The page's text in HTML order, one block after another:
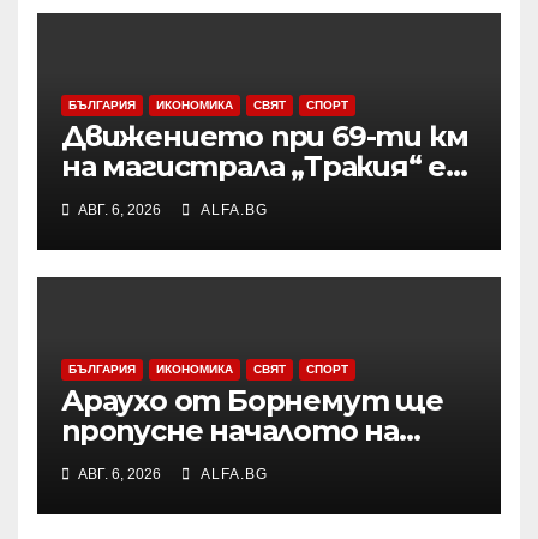
БЪЛГАРИЯ ИКОНОМИКА СВЯТ СПОРТ
Движението при 69-ти км
на магистрала „Тракия“ е
затворено заради
възникналия пожар в
района
АВГ. 6, 2026 ALFA.BG
БЪЛГАРИЯ ИКОНОМИКА СВЯТ СПОРТ
Араухо от Борнемут ще
пропусне началото на
сезона във Висшата лига
заради операция на лявото
бедро
АВГ. 6, 2026 ALFA.BG